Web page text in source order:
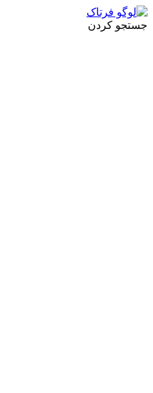
پرش
به
جستجو کردن